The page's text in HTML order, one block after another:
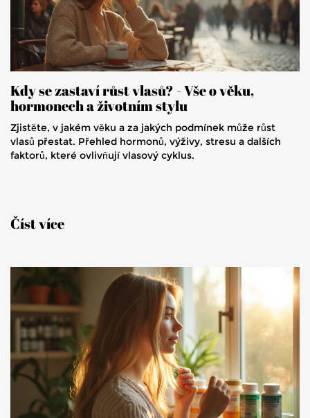
Kdy se zastaví růst vlasů? - Vše o věku,
hormonech a životním stylu
Zjistěte, v jakém věku a za jakých podmínek může růst
vlasů přestat. Přehled hormonů, výživy, stresu a dalších
faktorů, které ovlivňují vlasový cyklus.
Číst více